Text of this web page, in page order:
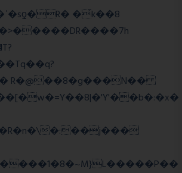
�͗k��8
R�@��8�g���N��